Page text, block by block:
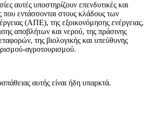
αυτές υποστηρίζουν επενδυτικές και
που εντάσσονται στους κλάδους των
(ΑΠΕ), της εξοικονόμησης ενέργειας,
αποβλήτων και νερού, της πράσινης
της βιολογικής και υπεύθυνης
αγροτουρισμού.
αυτής είναι ήδη υπαρκτά.